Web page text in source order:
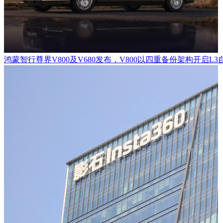
鸿蒙智行尊界V800及V680发布，V800以四重备份架构开启L3